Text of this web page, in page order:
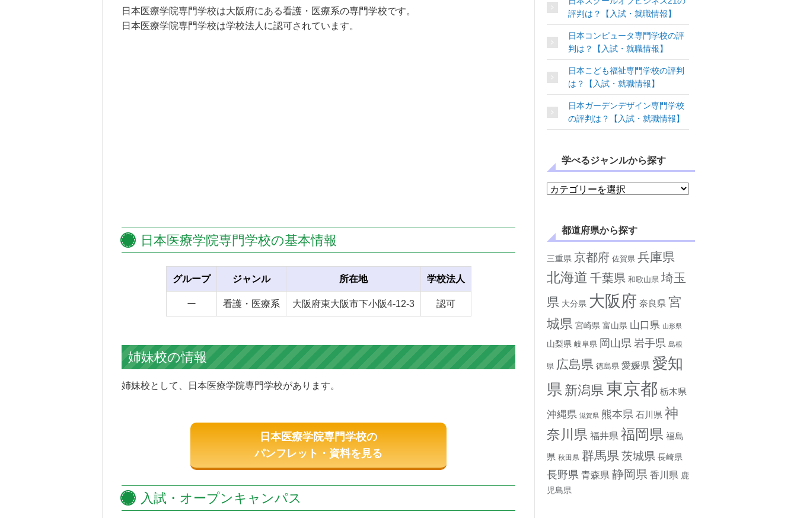
日本医療学院専門学校は大阪府にある看護・医療系の専門学校です。
日本医療学院専門学校は学校法人に認可されています。
日本医療学院専門学校の基本情報
グループ ジャンル 所在地 学校法人
ー 看護・医療系 大阪府東大阪市下小阪4-12-3 認可
姉妹校の情報
姉妹校として、日本医療学院専門学校があります。
日本医療学院専門学校の
パンフレット・資料を見る
入試・オープンキャンパス
評判は？【入試・就職情報】
日本コンピュータ専門学校の評
判は？【入試・就職情報】
日本こども福祉専門学校の評判
は？【入試・就職情報】
日本ガーデンデザイン専門学校
の評判は？【入試・就職情報】
学べるジャンルから探す
学べるジャンルから探す
都道府県から探す
三重県 京都府 佐賀県 兵庫県
北海道 千葉県 和歌山県 埼玉
県 大分県 大阪府 奈良県 宮
城県 宮崎県 富山県 山口県 山形県
山梨県 岐阜県 岡山県 岩手県 島根
県 広島県 徳島県 愛媛県 愛知
県 新潟県 東京都 栃木県
沖縄県 滋賀県 熊本県 石川県 神
奈川県 福井県 福岡県 福島
県 秋田県 群馬県 茨城県 長崎県
長野県 青森県 静岡県 香川県 鹿
児島県